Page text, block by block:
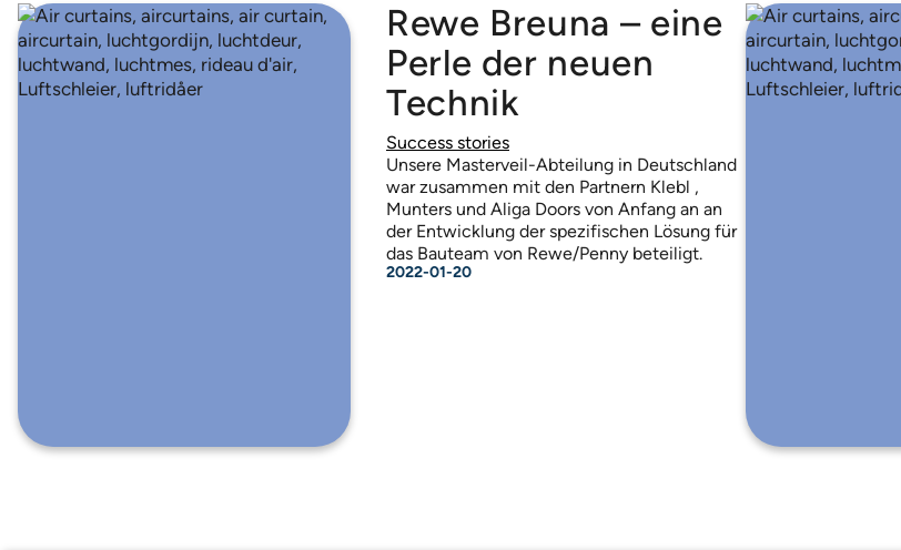
Rewe Breuna – eine
Perle der neuen
Technik
Success stories
Unsere Masterveil-Abteilung in Deutschland
war zusammen mit den Partnern Klebl ,
Munters und Aliga Doors von Anfang an an
der Entwicklung der spezifischen Lösung für
das Bauteam von Rewe/Penny beteiligt.
2022-01-20